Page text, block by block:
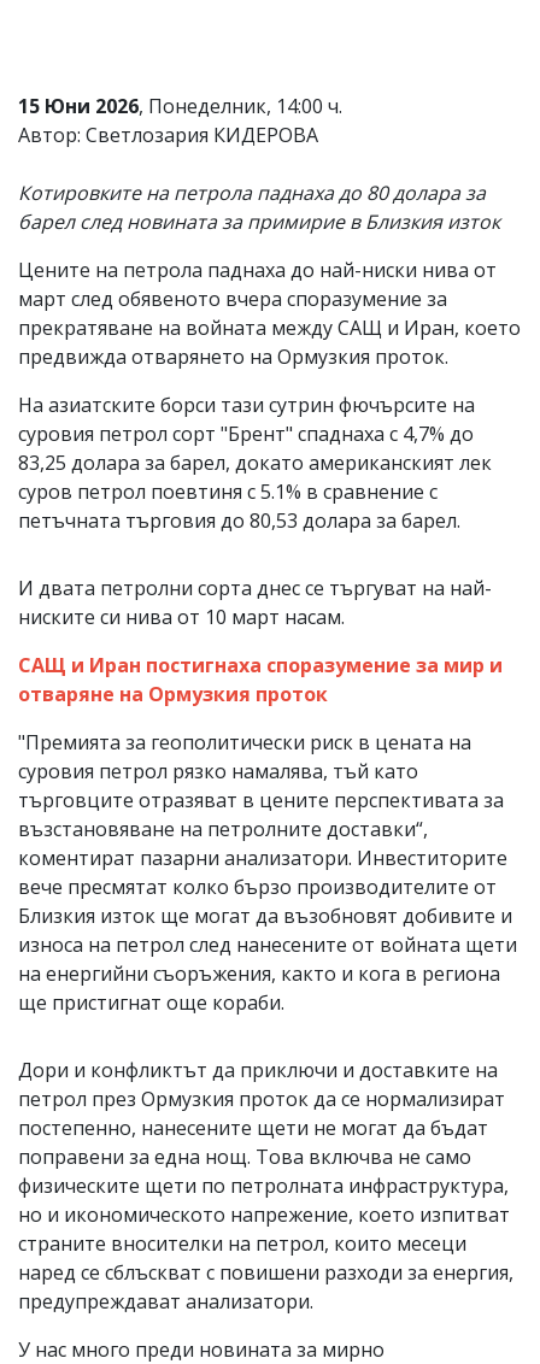
въвеждат
от
редакцията
не
отговорност
тях!
Ако
откриете
обиден
за
вас
коментар,
моля
сигнализирайте
ни!
15 Юни 2026, Понеделник, 14:00 ч.
Автор: Светлозария КИДЕРОВА
Котировките на петрола паднаха до 80 долара за
барел след новината за примирие в Близкия изток
Цените на петрола паднаха до най-ниски нива от
март след обявеното вчера споразумение за
прекратяване на войната между САЩ и Иран, което
предвижда отварянето на Ормузкия проток.
На азиатските борси тази сутрин фючърсите на
суровия петрол сорт "Брент" спаднаха с 4,7% до
83,25 долара за барел, докато американският лек
суров петрол поевтиня с 5.1% в сравнение с
петъчната търговия до 80,53 долара за барел.
И двата петролни сорта днес се търгуват на най-
ниските си нива от 10 март насам.
САЩ и Иран постигнаха споразумение за мир и
отваряне на Ормузкия проток
"Премията за геополитически риск в цената на
суровия петрол рязко намалява, тъй като
търговците отразяват в цените перспективата за
възстановяване на петролните доставки“,
коментират пазарни анализатори. Инвеститорите
вече пресмятат колко бързо производителите от
Близкия изток ще могат да възобновят добивите и
износа на петрол след нанесените от войната щети
на енергийни съоръжения, както и кога в региона
ще пристигнат още кораби.
Дори и конфликтът да приключи и доставките на
петрол през Ормузкия проток да се нормализират
постепенно, нанесените щети не могат да бъдат
поправени за една нощ. Това включва не само
физическите щети по петролната инфраструктура,
но и икономическото напрежение, което изпитват
страните вносителки на петрол, които месеци
наред се сблъскват с повишени разходи за енергия,
предупреждават анализатори.
У нас много преди нoвинaтa зa мирно